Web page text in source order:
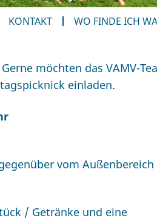
KONTAKT WO FINDE ICH
möchten das VAMV-
einladen.
vom Außenbereich
/ Getränke und eine